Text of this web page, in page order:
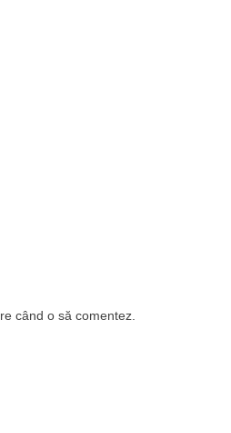
când o să comentez.